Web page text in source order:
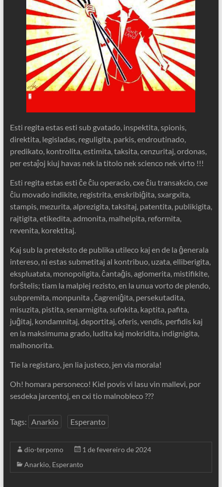
Esti regita estas esti sub gvatado, inspektita, spionis,
direktita, legisladas, reguligita, parkis, endroutinado,
predikato, kontrolita, estimita, taksita, cenzuritaj, ordonas,
per estaĵoj kiuj havas nek la titolo nek scienco nek virto !!!
Esti regita estas esti ĉe ĉiu operacio, cxe ĉiu transakcio, cxe
ĉiu movado indikite, registrita, enskribiĝita, sxargxita,
stampis, mezurita, alprezigita, taksitaj, patentita, publikigita,
rajtigita, etikedita, admonita, malhelpita, reformita,
revenita, korektitaj.
Kaj sub la preteksto de publika utileco kaj en de la ĝenerala
intereso, ni estas submetitaj al kontribuo, uzata, elliberigita,
ekspluatata, monopoligita, ĉantaĝis, aglomerita, mistifikite,
forŝtelis; tiam la malplej rezisto, en la unua vorto de plendo,
subpremita, monpunita , ĉagreniĝita, persekutadita,
misuzita, pistita, senarmigita, sufokita, kaptita, pafita,
juĝitaj, kondamnitaj, deportitaj, oferis, vendis, perfidis kaj
en la maksimuma grado, ludita kaj mokridita, indignigita,
malhonorita.
Tie la registaro, jen lia justeco, jen via morala!
Oh! homara personeco! Kiel povis vi lasu vin mallevi, por
sesdeka jarcentoj, en cxi tio malnobleco ???
Tags: Anarkio Esperanto
dio-terpomo
1 de fevereiro de 2024
Anarkio, Esperanto